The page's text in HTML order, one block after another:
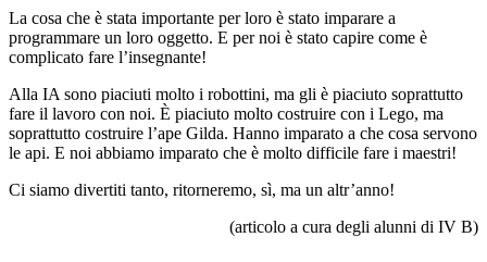
La cosa che è stata importante per loro è stato imparare a
programmare un loro oggetto. E per noi è stato capire come è
complicato fare l’insegnante!
Alla IA sono piaciuti molto i robottini, ma gli è piaciuto soprattutto
fare il lavoro con noi. È piaciuto molto costruire con i Lego, ma
soprattutto costruire l’ape Gilda. Hanno imparato a che cosa servono
le api. E noi abbiamo imparato che è molto difficile fare i maestri!
Ci siamo divertiti tanto, ritorneremo, sì, ma un altr’anno!
(articolo a cura degli alunni di IV B)